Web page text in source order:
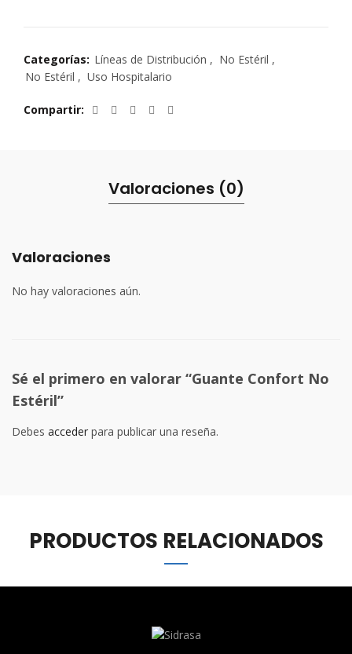
Categorías: Líneas de Distribución , No Estéril ,
No Estéril , Uso Hospitalario
Compartir
Valoraciones (0)
Valoraciones
No hay valoraciones aún.
Sé el primero en valorar “Guante Confort No
Estéril”
Debes acceder para publicar una reseña.
PRODUCTOS RELACIONADOS